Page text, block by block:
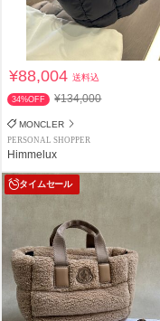
¥88,004送料込
34%OFF ¥134,000
MONCLER
PERSONAL SHOPPER
Himmelux
タイムセール